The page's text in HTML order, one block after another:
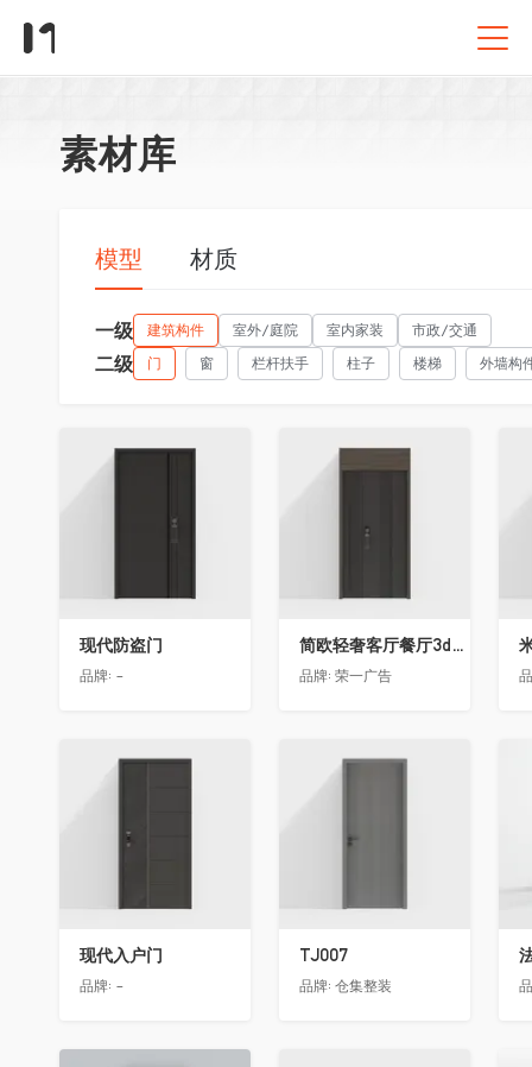
素材库
模型 材质
一级 建筑构件 室外/庭院 室内家装 市政/交通
二级 门 窗 栏杆扶手 柱子 楼梯 外墙构
收藏
现代防盗门
品牌: -
收藏
简欧轻奢客厅餐厅3d模型 ID-11490558入户门2
品牌: 荣一广告
收藏
现代入户门
品牌: -
收藏
TJ007
品牌: 仓集整装